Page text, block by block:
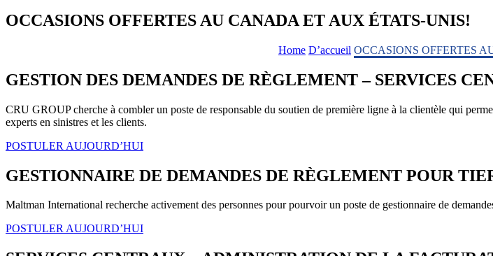
OCCASIONS OFFERTES AU CANADA ET AUX ÉTATS-UNIS!
Home D’accueil OCCASIONS OFFERTES
GESTION DES DEMANDES DE RÈGLEMENT – SERVICES
CRU GROUP cherche à combler un poste de responsable du soutien de première ligne à la clientèle qui
experts en sinistres et les clients.
POSTULER AUJOURD’HUI
GESTIONNAIRE DE DEMANDES DE RÈGLEMENT POUR
Maltman International recherche activement des personnes pour pourvoir un poste de gestionnaire de
POSTULER AUJOURD’HUI